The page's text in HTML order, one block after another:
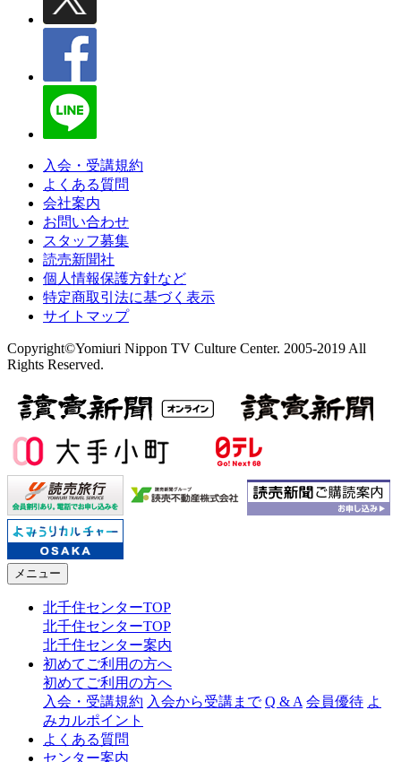
入会・受講規約
よくある質問
会社案内
お問い合わせ
スタッフ募集
読売新聞社
個人情報保護方針など
特定商取引法に基づく表示
サイトマップ
Copyright©Yomiuri Nippon TV Culture Center. 2005-2019 All
Rights Reserved.
メニュー
北千住センターTOP
北千住センターTOP
北千住センター案内
初めてご利用の方へ
初めてご利用の方へ
入会・受講規約 入会から受講まで Q & A 会員優待 よ
みカルポイント
よくある質問
センター案内